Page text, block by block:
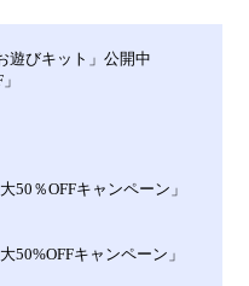
遊びキット」公開中
50％OFFキャンペーン」
50%OFFキャンペーン」